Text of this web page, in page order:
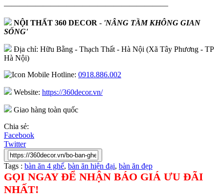
—————————————————————
NỘI THẤT 360 DECOR - 'NÂNG TẦM KHÔNG GIAN
SỐNG'
Địa chỉ: Hữu Bằng - Thạch Thất - Hà Nội (Xã Tây Phương - TP
Hà Nội)
Hotline: 0918.886.002
Website: https://360decor.vn/
Giao hàng toàn quốc
Chia sẻ:
Facebook
Twitter
Tags : bàn ăn 4 ghế, bàn ăn hiện đại, bàn ăn đẹp
GỌI NGAY ĐỂ NHẬN BÁO GIÁ ƯU ĐÃI
NHẤT!